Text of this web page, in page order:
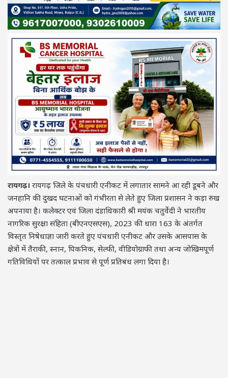
रायगढ़। रायगढ़ जिले के पंचधारी एनीकट में लगातार सामने आ रही डूबने और
जनहानि की दुखद घटनाओं को गंभीरता से लेते हुए जिला प्रशासन ने कड़ा रुख
अपनाया है। कलेक्टर एवं जिला दंडाधिकारी श्री मयंक चतुर्वेदी ने भारतीय
नागरिक सुरक्षा संहिता (बीएनएसएस), 2023 की धारा 163 के अंतर्गत
विस्तृत निषेधाज्ञा जारी करते हुए पंचधारी एनीकट और उसके आसपास के
क्षेत्रों में तैराकी, स्नान, पिकनिक, सेल्फी, वीडियोग्राफी तथा अन्य जोखिमपूर्ण
गतिविधियों पर तत्काल प्रभाव से पूर्ण प्रतिबंध लगा दिया है।